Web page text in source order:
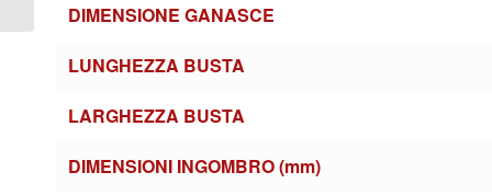
DIMENSIONE GANASCE
LUNGHEZZA BUSTA
LARGHEZZA BUSTA
DIMENSIONI INGOMBRO (mm)
MOD